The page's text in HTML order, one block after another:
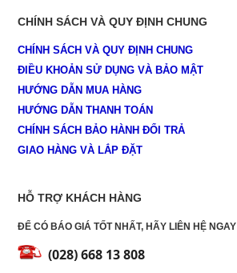
CHÍNH SÁCH VÀ QUY ĐỊNH CHUNG
CHÍNH SÁCH VÀ QUY ĐỊNH CHUNG
ĐIỀU KHOẢN SỬ DỤNG VÀ BẢO MẬT
HƯỚNG DẪN MUA HÀNG
HƯỚNG DẪN THANH TOÁN
CHÍNH SÁCH BẢO HÀNH ĐỔI TRẢ
GIAO HÀNG VÀ LẮP ĐẶT
HỖ TRỢ KHÁCH HÀNG
ĐỂ CÓ BÁO GIÁ TỐT NHẤT, HÃY LIÊN HỆ NGAY
(028) 668 13 808